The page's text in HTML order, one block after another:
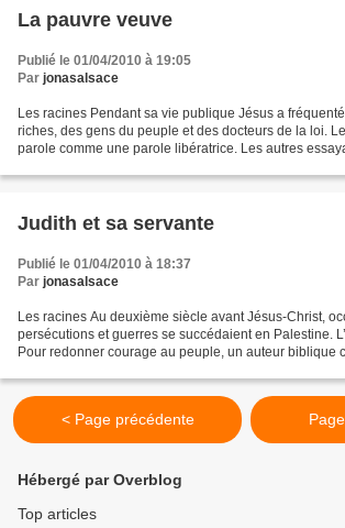
La pauvre veuve
Publié le 01/04/2010 à 19:05
Par jonasalsace
Les racines Pendant sa vie publique Jésus a
riches, des gens du peuple et des docteurs de la loi.
parole comme une parole libératrice. Les autres
Judith et sa servante
Publié le 01/04/2010 à 18:37
Par jonasalsace
Les racines Au deuxième siècle avant Jésus-Christ,
persécutions et guerres se succédaient en Palestine.
Pour redonner courage au peuple, un auteur biblique
< Page précédente
Hébergé par Overblog
Top articles